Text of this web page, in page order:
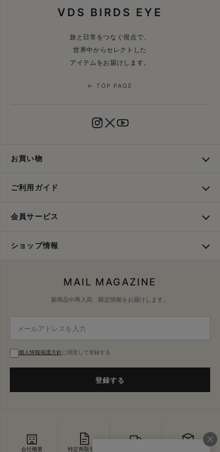
VDS BIRDS EYE
旅と日常をつなぐ視点で、
世界中からセレクトした
アイテムをお届けします。
← TOP PAGE
お買い物
ご利用ガイド
会員サービス
ショップ情報
MAIL MAGAZINE
新商品や再入荷、限定情報をお届けします。
個人情報保護方針に同意して登録する
登録する
会社概要 特定商取引法